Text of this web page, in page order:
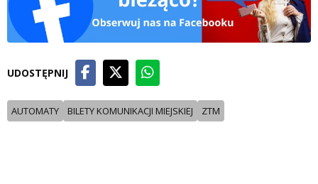
UDOSTĘPNIJ
AUTOMATY BILETY KOMUNIKACJI MIEJSKIEJ ZTM